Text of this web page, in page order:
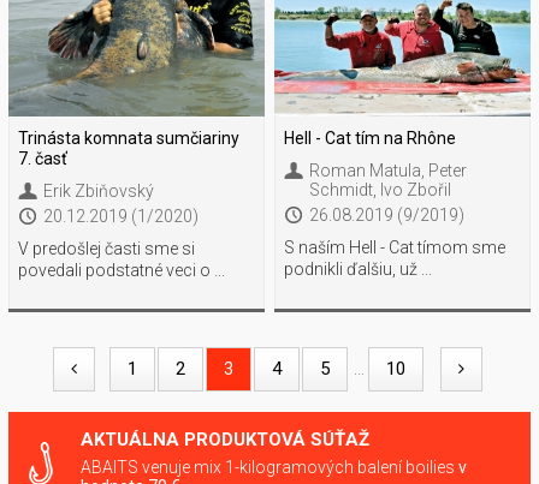
Trinásta komnata sumčiariny
7. časť
Erik Zbiňovský
20.12.2019 (1/2020)
V predošlej časti sme si
povedali podstatné veci o ...
Hell - Cat tím na Rhône
Roman Matula, Peter
Schmidt, Ivo Zbořil
26.08.2019 (9/2019)
S naším Hell - Cat tímom sme
podnikli ďalšiu, už ...
1 2 3 4 5 ... 10
AKTUÁLNA PRODUKTOVÁ SÚŤAŽ
ABAITS venuje mix 1-kilogramových balení boilies v